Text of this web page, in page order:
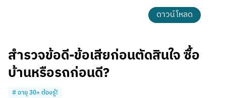
ดาวน์โหลด
สำรวจข้อดี-ข้อเสียก่อนตัดสินใจ ซื้อ
บ้านหรือรถก่อนดี?
#อายุ 30+ ต้องรู้!